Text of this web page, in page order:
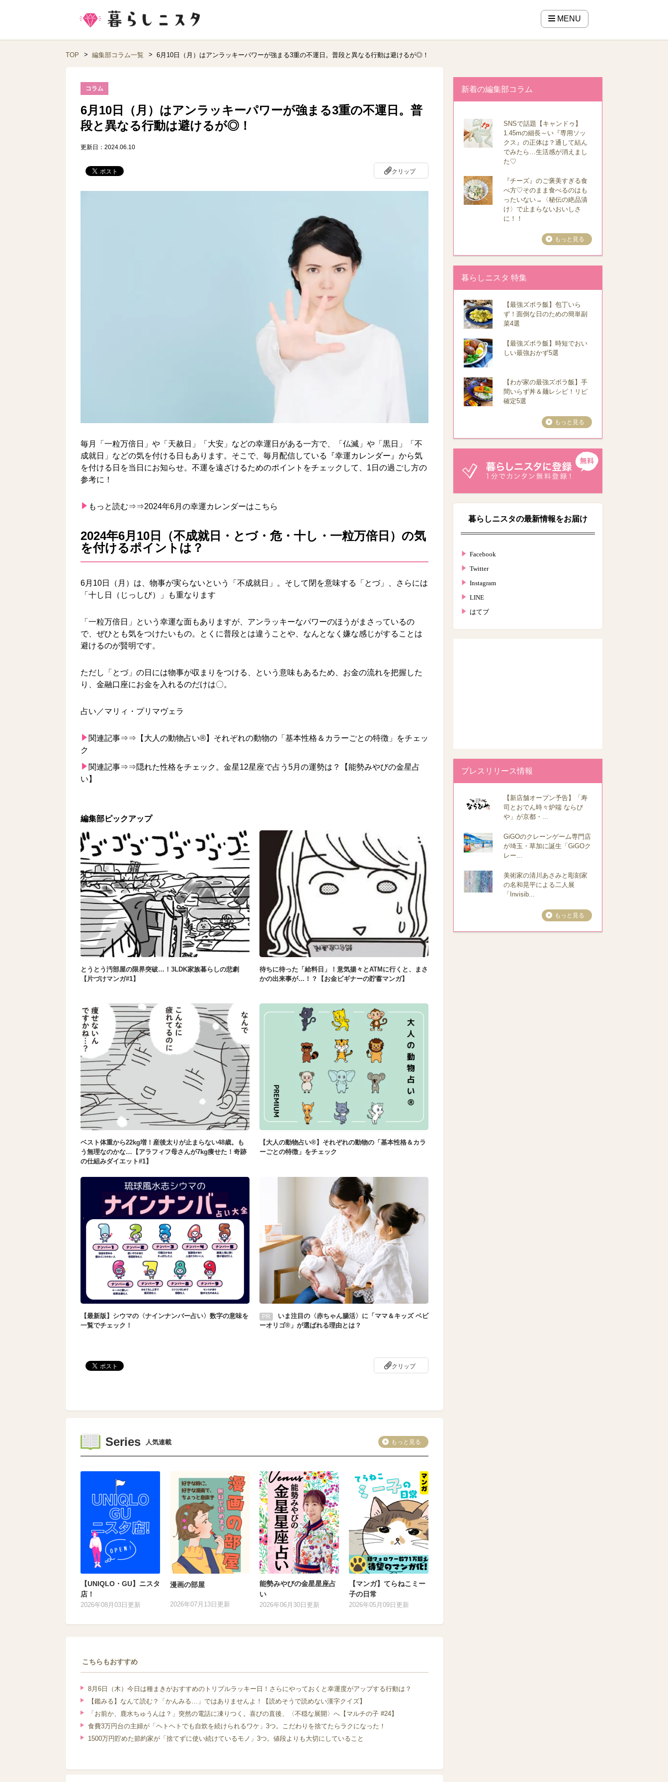
MENU
TOP 編集部コラム一覧 6月10日（月）はアンラッキーパワーが強まる3重の不運日。普段と異なる行動は避けるが◎！
コラム
6月10日（月）はアンラッキーパワーが強まる3重の不運日。普
段と異なる行動は避けるが◎！
更新日：2024.06.10
クリップ
毎月「一粒万倍日」や「天赦日」「大安」などの幸運日がある一方で、「仏滅」や「黒日」「不
成就日」などの気を付ける日もあります。そこで、毎月配信している『幸運カレンダー』から気
を付ける日を当日にお知らせ。不運を遠ざけるためのポイントをチェックして、1日の過ごし方の
参考に！
もっと読む⇒⇒2024年6月の幸運カレンダーはこちら
2024年6月10日（不成就日・とづ・危・十し・一粒万倍日）の気
を付けるポイントは？
6月10日（月）は、物事が実らないという「不成就日」。そして閉を意味する「とづ」、さらには
「十し日（じっしび）」も重なります
「一粒万倍日」という幸運な面もありますが、アンラッキーなパワーのほうがまさっているの
で、ぜひとも気をつけたいもの。とくに普段とは違うことや、なんとなく嫌な感じがすることは
避けるのが賢明です。
ただし「とづ」の日には物事が収まりをつける、という意味もあるため、お金の流れを把握した
り、金融口座にお金を入れるのだけは〇。
占い／マリィ・プリマヴェラ
関連記事⇒⇒ 【大人の動物占い®】それぞれの動物の「基本性格＆カラーごとの特徴」をチェッ
ク
関連記事⇒⇒隠れた性格をチェック。金星12星座で占う5月の運勢は？【能勢みやびの金星占
い】
編集部ピックアップ
とうとう汚部屋の限界突破…！3LDK家族暮らしの悲劇
【片づけマンガ#1】
待ちに待った「給料日」！意気揚々とATMに行くと、まさ
かの出来事が…！？【お金ビギナーの貯蓄マンガ】
ベスト体重から22kg増！産後太りが止まらない48歳。も
う無理なのかな…【アラフィフ母さんが7kg痩せた！奇跡
の仕組みダイエット#1】
【大人の動物占い®】それぞれの動物の「基本性格＆カラ
ーごとの特徴」をチェック
【最新版】シウマの〈ナインナンバー占い〉数字の意味を
一覧でチェック！
PR
いま注目の〈赤ちゃん腸活〉に「ママ＆キッズ ベビ
ーオリゴ®」が選ばれる理由とは？
クリップ
Series 人気連載 もっと見る
【UNIQLO・GU】ニスタ
店！
2026年08月03日更新
漫画の部屋
2026年07月13日更新
能勢みやびの金星星座占
い
2026年06月30日更新
【マンガ】てらねこミー
子の日常
2026年05月09日更新
こちらもおすすめ
8月6日（木）今日は種まきがおすすめのトリプルラッキー日！さらにやっておくと幸運度がアップする行動は？
【鑑みる】なんて読む？「かんみる…」ではありませんよ！【読めそうで読めない漢字クイズ】
「お前か、鹿水ちゅうんは？」突然の電話に凍りつく。喜びの直後、〈不穏な展開〉へ【マルチの子 #24】
食費3万円台の主婦が「ヘトヘトでも自炊を続けられるワケ」3つ。こだわりを捨てたらラクになった！
1500万円貯めた節約家が「捨てずに使い続けているモノ」3つ。値段よりも大切にしていること
新着の編集部コラム
SNSで話題【キャンドゥ】
1.45mの細長～い『専用ソッ
クス』の正体は？通して結ん
でみたら…生活感が消えまし
た♡
『チーズ』のご褒美すぎる食
べ方♡そのまま食べるのはも
ったいない→〈秘伝の絶品漬
け〉で止まらないおいしさ
に！！
もっと見る
暮らしニスタ 特集
【最強ズボラ飯】包丁いら
ず！面倒な日のための簡単副
菜4選
【最強ズボラ飯】時短でおい
しい最強おかず5選
【わが家の最強ズボラ飯】手
間いらず丼＆麺レシピ！リピ
確定5選
もっと見る
暮らしニスタの最新情報をお届け
Facebook
Twitter
Instagram
LINE
はてブ
プレスリリース情報
【新店舗オープン予告】「寿
司とおでん時々炉端 ならび
や」が京都・...
GiGOのクレーンゲーム専門店
が埼玉・草加に誕生「GiGOク
レー...
美術家の清川あさみと彫刻家
の名和晃平による二人展
「Invisib...
もっと見る